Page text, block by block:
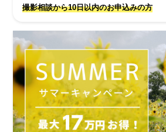
撮影相談から10日以内のお申込みの方